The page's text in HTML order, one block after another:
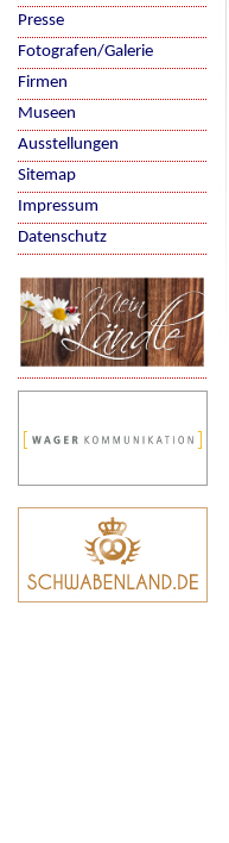
Presse
Fotografen/Galerie
Firmen
Museen
Ausstellungen
Sitemap
Impressum
Datenschutz